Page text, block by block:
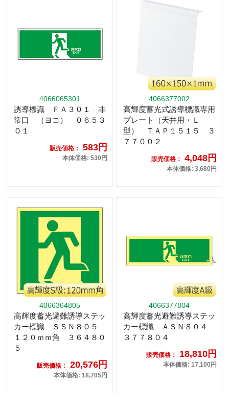
4066065301
誘導標識 ＦＡ３０１ 非
常口 （ヨコ） ０６５３
０１
販売価格： 583円
本体価格: 530円
4066377002
高輝度蓄光式誘導標識専用
プレート（天井用・Ｌ
型） ＴＡＰ１５１５ ３
７７００２
販売価格： 4,048円
本体価格: 3,680円
4066364805
高輝度蓄光避難誘導ステッ
カー標識 ＳＳＮ８０５
１２０ｍｍ角 ３６４８０
５
販売価格： 20,576円
本体価格: 18,705円
4066377804
高輝度蓄光避難誘導ステッ
カー標識 ＡＳＮ８０４
３７７８０４
販売価格： 18,810円
本体価格: 17,100円